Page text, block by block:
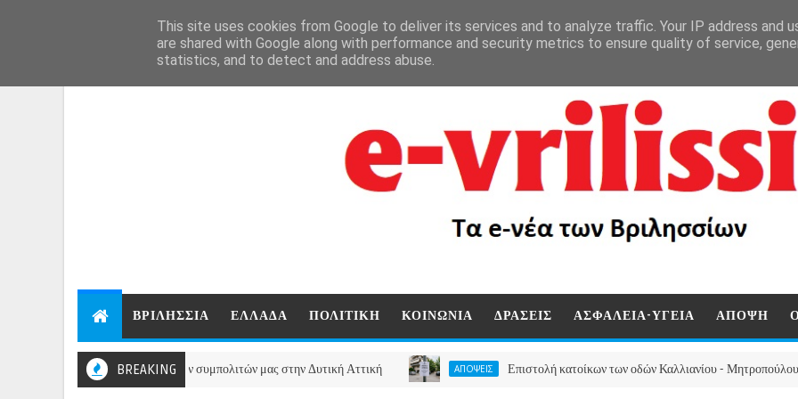
ΒΡΙΛΗΣΣΙΑ ΕΛΛΑΔΑ ΠΟΛΙΤΙΚΗ ΚΟΙΝΩΝΙΑ ΔΡΑΣΕΙΣ ΑΣΦΑΛΕΙΑ-ΥΓΕΙΑ ΑΠΟΨΗ
BREAKING
πλευρό των πυρόπληκτων συμπολιτών μας στην Δυτική Αττική ΑΠΟΨΕΙΣ Επιστολή κατοίκων των οδών Καλλιανίου - Μητροπούλου -
This site uses cookies from Google to deliver its services and to analyze traffic. Your IP address and
are shared with Google along with performance and security metrics to ensure quality of service,
statistics, and to detect and address abuse.